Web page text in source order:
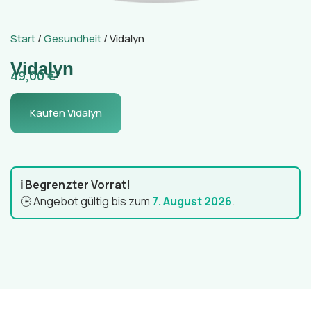
Start/Gesundheit/ Vidalyn
Vidalyn
49,00€
Kaufen Vidalyn
ℹ️ Begrenzter Vorrat!
🕒 Angebot gültig bis zum 7. August 2026.